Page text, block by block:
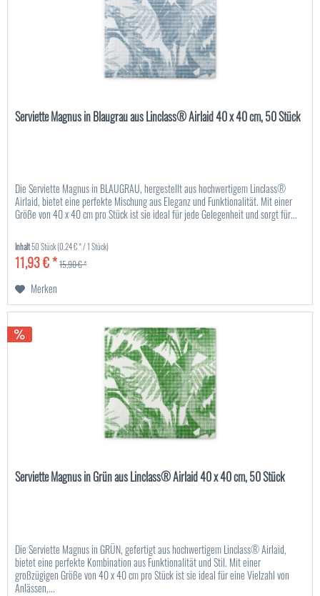
Serviette Magnus in Blaugrau aus Linclass® Airlaid 40 x 40 cm, 50 Stück
Die Serviette Magnus in BLAUGRAU, hergestellt aus hochwertigem Linclass®
Airlaid, bietet eine perfekte Mischung aus Eleganz und Funktionalität. Mit einer
Größe von 40 x 40 cm pro Stück ist sie ideal für jede Gelegenheit und sorgt für...
Inhalt50 Stück(0,24 € * / 1 Stück)
11,93 € *15,90 € *
Merken
Serviette Magnus in Grün aus Linclass® Airlaid 40 x 40 cm, 50 Stück
Die Serviette Magnus in GRÜN, gefertigt aus hochwertigem Linclass® Airlaid,
bietet eine perfekte Kombination aus Funktionalität und Stil. Mit einer
großzügigen Größe von 40 x 40 cm pro Stück ist sie ideal für eine Vielzahl von
Anlässen,...